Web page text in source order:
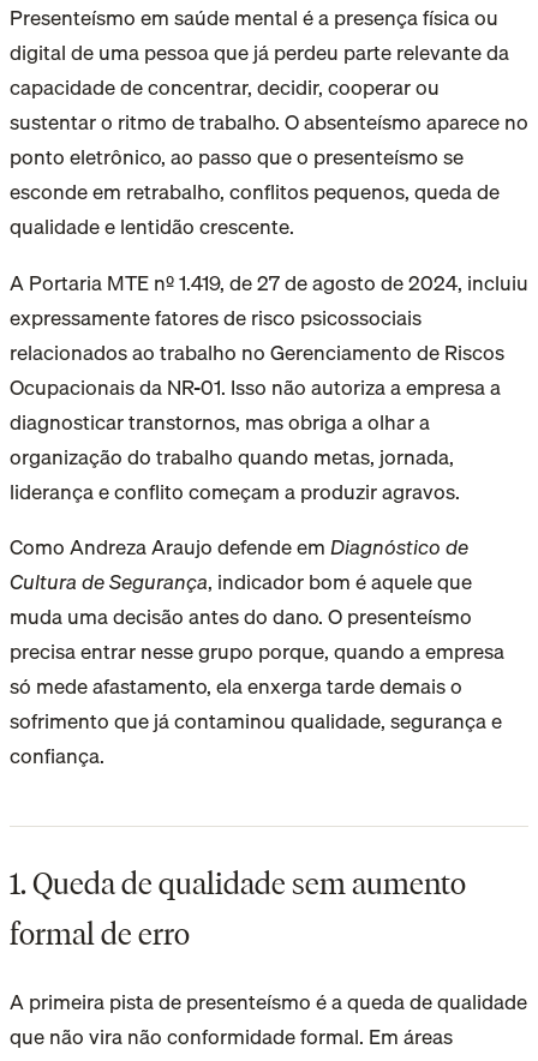
Presenteísmo em saúde mental é a presença física ou
digital de uma pessoa que já perdeu parte relevante da
capacidade de concentrar, decidir, cooperar ou
sustentar o ritmo de trabalho. O absenteísmo aparece no
ponto eletrônico, ao passo que o presenteísmo se
esconde em retrabalho, conflitos pequenos, queda de
qualidade e lentidão crescente.
A Portaria MTE nº 1.419, de 27 de agosto de 2024, incluiu
expressamente fatores de risco psicossociais
relacionados ao trabalho no Gerenciamento de Riscos
Ocupacionais da NR-01. Isso não autoriza a empresa a
diagnosticar transtornos, mas obriga a olhar a
organização do trabalho quando metas, jornada,
liderança e conflito começam a produzir agravos.
Como Andreza Araujo defende emDiagnóstico de
Cultura de Segurança, indicador bom é aquele que
muda uma decisão antes do dano. O presenteísmo
precisa entrar nesse grupo porque, quando a empresa
só mede afastamento, ela enxerga tarde demais o
sofrimento que já contaminou qualidade, segurança e
confiança.
1. Queda de qualidade sem aumento
formal de erro
A primeira pista de presenteísmo é a queda de qualidade
que não vira não conformidade formal. Em áreas